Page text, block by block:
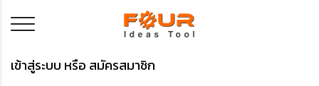
เข้าสู่ระบบ หรือ สมัครสมาชิก